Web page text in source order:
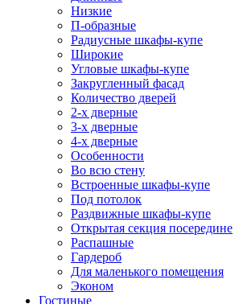
Низкие
П-образные
Радиусные шкафы-купе
Широкие
Угловые шкафы-купе
Закругленный фасад
Количество дверей
2-х дверные
3-х дверные
4-х дверные
Особенности
Во всю стену
Встроенные шкафы-купе
Под потолок
Раздвижные шкафы-купе
Открытая секция посередине
Распашные
Гардероб
Для маленького помещения
Эконом
Гостиные